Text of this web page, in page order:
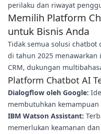
perilaku dan riwayat
Memilih Platform
untuk Bisnis Anda
Tidak semua solusi
di tahun 2025
CRM, dukungan
Platform Chatbot AI
Dialogflow oleh Google:
membutuhkan kemampuan
IBM Watson Assistant:
memerlukan keamanan